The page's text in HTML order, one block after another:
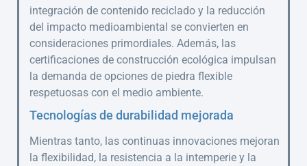
integración de contenido reciclado y la reducción
del impacto medioambiental se convierten en
consideraciones primordiales. Además, las
certificaciones de construcción ecológica impulsan
la demanda de opciones de piedra flexible
respetuosas con el medio ambiente.
Tecnologías de durabilidad mejorada
Mientras tanto, las continuas innovaciones mejoran
la flexibilidad, la resistencia a la intemperie y la